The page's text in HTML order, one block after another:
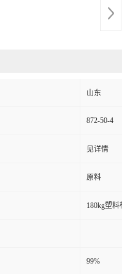
山东
872-50-4
见详情
原料
180kg塑料
99%